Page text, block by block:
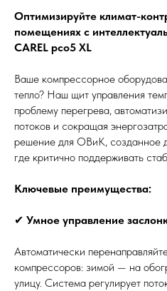
Оптимизируйте климат-
помещениях с
CAREL pco5 XL
Ваше компрессорное
тепло? Наш щит управления
проблему перегрева,
потоков и сокращая
решение для ОВиК, созданное
где критично поддерживать
Ключевые преимущества:
✔ Умное управление
Автоматически
компрессоров: зимой — на
улицу. Система регулирует